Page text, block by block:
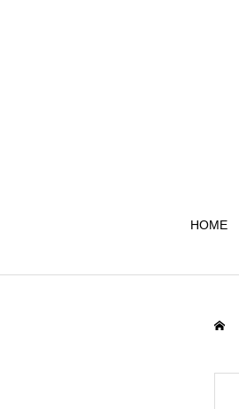
HOME